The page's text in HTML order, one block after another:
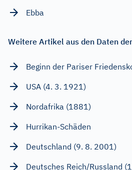
Ebba
Weitere Artikel aus den Daten
Beginn der Pariser
USA (4. 3. 1921)
Nordafrika (1881)
Hurrikan-Schäden
Deutschland (9. 8. 2001)
Deutsches Reich/Russland